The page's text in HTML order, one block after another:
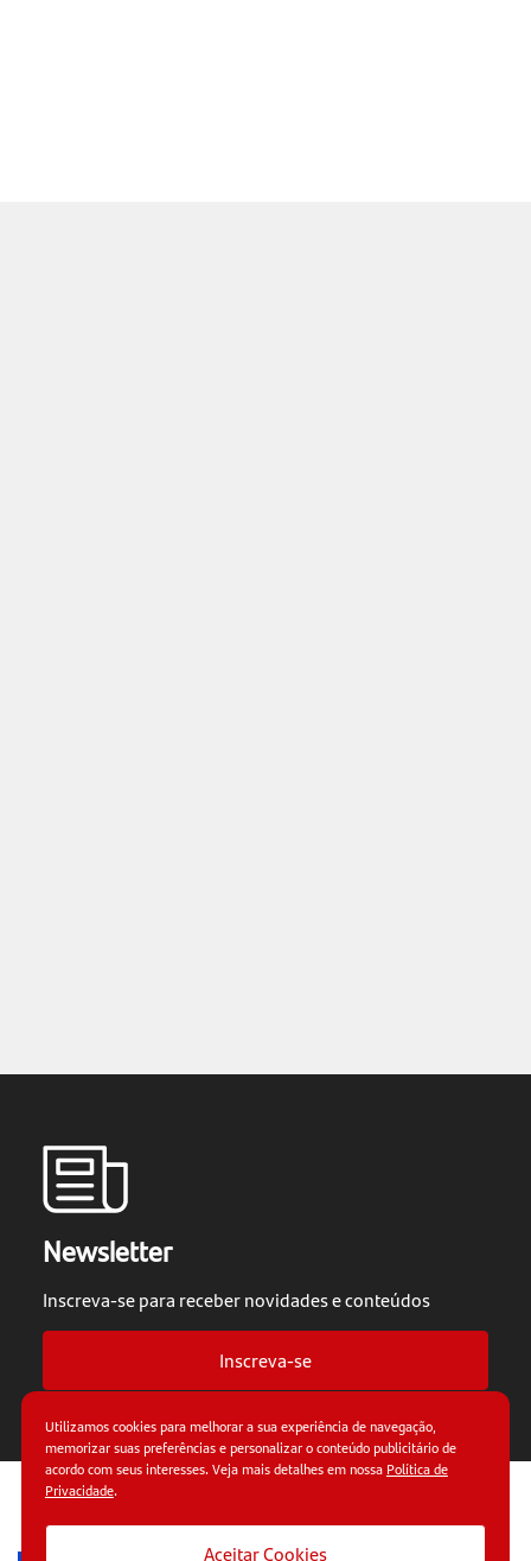
Newsletter
Inscreva-se para receber novidades e conteúdos
Inscreva-se
privacidade.
Utilizamos cookies para melhorar a sua experiência de navegação,
memorizar suas preferências e personalizar o conteúdo publicitário de
acordo com seus interesses. Veja mais detalhes em nossa Política de
Privacidade.
Aceitar Cookies